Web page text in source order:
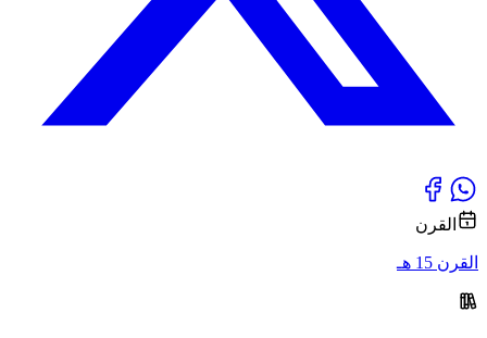
القرن
القرن 15 هـ